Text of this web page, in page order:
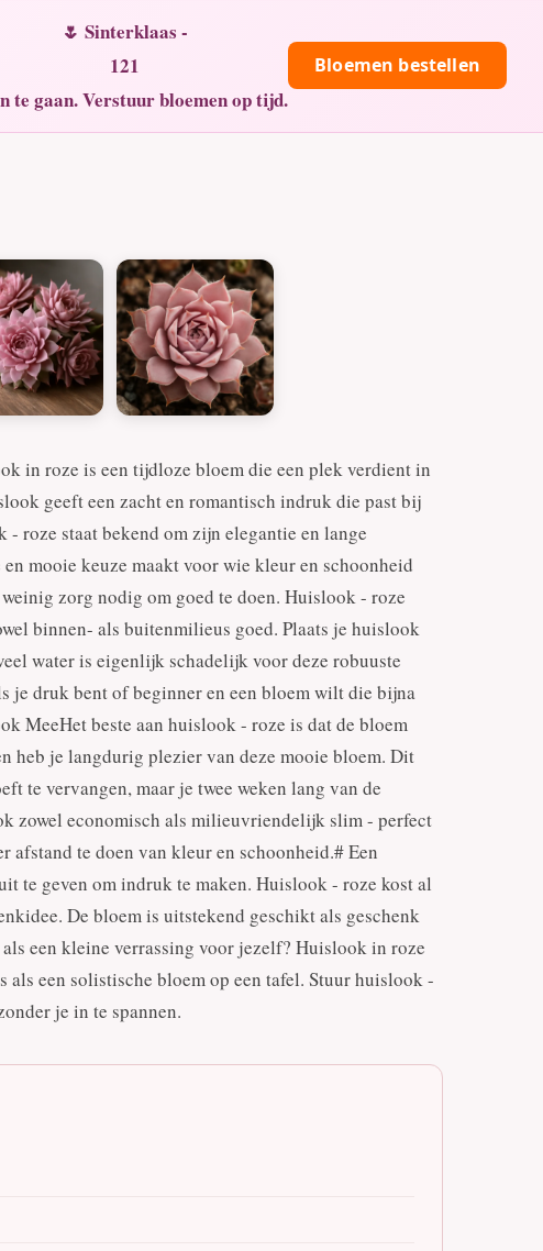
🌷 Sinterklaas -
121
te gaan. Verstuur bloemen op tijd.
Bloemen bestellen
in roze is een tijdloze bloem die een plek verdient in
geeft een zacht en romantisch indruk die past bij
roze staat bekend om zijn elegantie en lange
mooie keuze maakt voor wie kleur en schoonheid
zorg nodig om goed te doen. Huislook - roze
binnen- als buitenmilieus goed. Plaats je huislook
water is eigenlijk schadelijk voor deze robuuste
je druk bent of beginner en een bloem wilt die bijna
MeeHet beste aan huislook - roze is dat de bloem
heb je langdurig plezier van deze mooie bloem. Dit
te vervangen, maar je twee weken lang van de
zowel economisch als milieuvriendelijk slim - perfect
te doen van kleur en schoonheid.# Een
te geven om indruk te maken. Huislook - roze kost al
De bloem is uitstekend geschikt als geschenk
een kleine verrassing voor jezelf? Huislook in roze
een solistische bloem op een tafel. Stuur huislook -
je in te spannen.